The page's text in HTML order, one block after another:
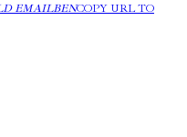
EMAILBENCOPY URL TO